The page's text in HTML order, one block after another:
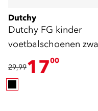
Dutchy
Dutchy FG kinder
voetbalschoenen
blauw
29,991700